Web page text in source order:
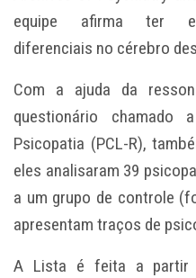
equipe afirma ter
diferenciais no cérebro
Com a ajuda da
questionário
Psicopatia (PCL-R),
eles analisaram 39
a um grupo de controle
apresentam traços de
A Lista é feita a partir